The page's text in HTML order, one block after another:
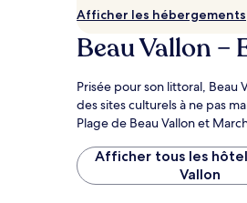
la
disponibilité
peuvent
Des
conditions
supplémentaires
peuvent
s’appliquer.
Afficher les hébergements
Beau Vallon –
Prisée pour son littoral, Beau
des sites culturels à ne pas
Plage de Beau Vallon et
Afficher tous les
Vallon